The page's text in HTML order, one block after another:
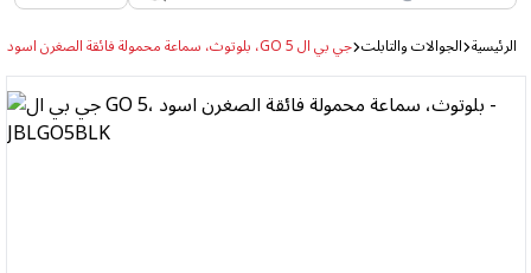
الرئيسية الجوالات والتابلت جي بي ال GO 5، بلوتوث، سماعة محمولة فائقة الصغرن اسود - JBLGO5BLK